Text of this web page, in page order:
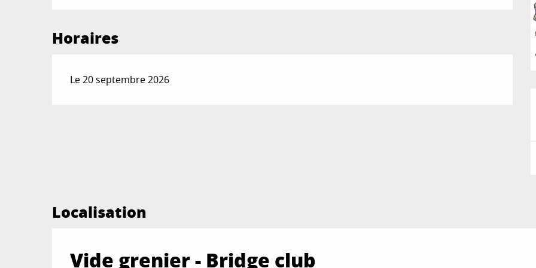
Horaires
Le 20 septembre 2026
Localisation
Vide grenier - Bridge club